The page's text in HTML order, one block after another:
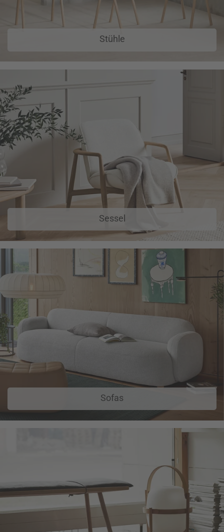
Stühle
Sessel
Sofas